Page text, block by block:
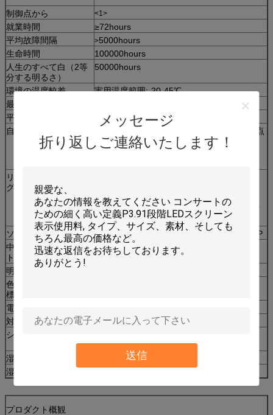
メッセージ
折り返しご連絡いたします！
送信
制御点から <1>
就業時間
≥72hours
平均故障間隔
>5000hours
生命時間
100000hours
人生のすべて白（2等
分する明るさ）
50000hours
環境の温度較差
実用温度範囲:-20-45℃
最高力:/㎡
平均出力:/㎡ <300w>
自己検査技術
LEDの点の自己検査、コミュニケーション点
検、力の点検、
リモート・モニタリン
グ
オペレータに危険信号を送り出して下さい。
（必要性のカスタム化）
ソフトウェアの環境
Windows NT、Windows1999、Windows XP
中心間の明るいポイン
ト幅
偏差<3>
明るさの均等性
色の均等性（色度座
標）
電源の要求
対照
（1000:1）
システム保護
腐食、反振動帯電防止反燃焼
湿気（働くこと）
働くこと:10-95%
湿気（貯えること）
プロダクト概観